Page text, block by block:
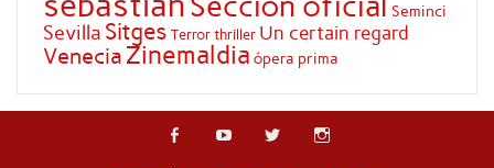
Seminci
Sevilla Sitges Terrorthriller Un certain regard
Venecia Zinemaldia ópera prima